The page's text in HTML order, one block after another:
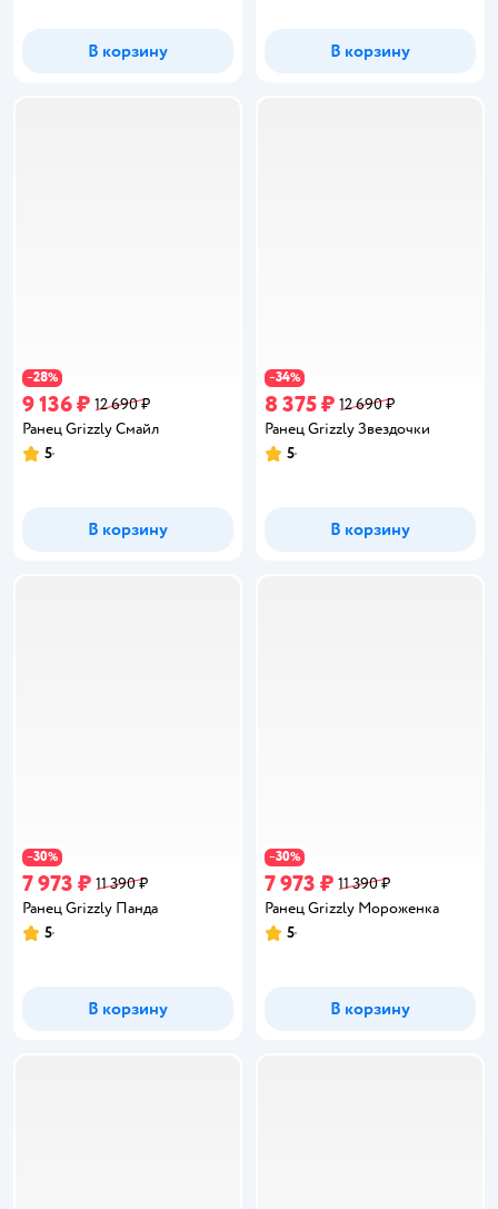
В корзину В корзину
−28%
9 136 ₽ 12 690 ₽
Ранец Grizzly Смайл
Рейтинг:
5
В корзину
−34%
8 375 ₽ 12 690 ₽
Ранец Grizzly Звездочки
Рейтинг:
5
В корзину
−30%
7 973 ₽ 11 390 ₽
Ранец Grizzly Панда
Рейтинг:
5
В корзину
−30%
7 973 ₽ 11 390 ₽
Ранец Grizzly Мороженка
Рейтинг:
5
В корзину